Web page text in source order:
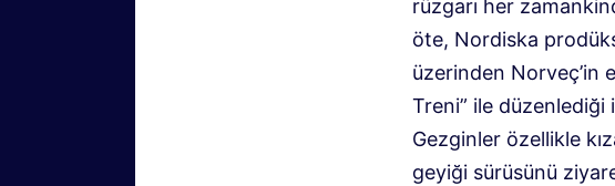
rüzgarı her
öte, Nordiska
üzerinden Norveç’in
Treni” ile
Gezginler özellikle
geyiği sürüsünü